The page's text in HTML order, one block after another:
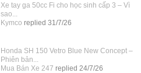
Xe tay ga 50cc Fi cho học sinh cấp 3 – Vì
sao...
Kymco replied 31/7/26
Honda SH 150 Vetro Blue New Concept –
Phiên bản...
Mua Bán Xe 247 replied 24/7/26